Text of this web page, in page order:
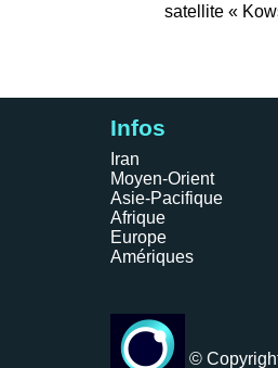
satellite «
Infos
Iran
Moyen-Orient
Asie-Pacifique
Afrique
Europe
Amériques
©